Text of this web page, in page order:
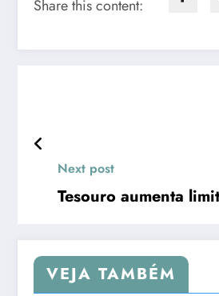
Share this content:
Next post
Tesouro aumenta
VEJA TAMBÉM